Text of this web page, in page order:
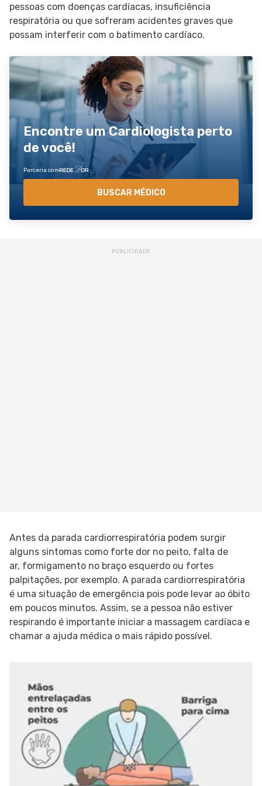
pessoas com doenças cardíacas, insuficiência
respiratória ou que sofreram acidentes graves que
possam interferir com o batimento cardíaco.
Encontre um Cardiologista perto
de você!
Parceria com
BUSCAR MÉDICO
Antes da parada cardiorrespiratória podem surgir
alguns sintomas como forte dor no peito, falta de
ar, formigamento no braço esquerdo ou fortes
palpitações, por exemplo. A parada cardiorrespiratória
é uma situação de emergência pois pode levar ao óbito
em poucos minutos. Assim, se a pessoa não estiver
respirando é importante iniciar a massagem cardíaca e
chamar a ajuda médica o mais rápido possível.